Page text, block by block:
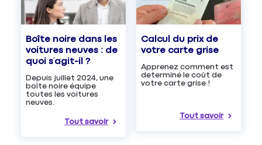
Boîte noire dans les
voitures neuves : de
quoi s’agit-il ?
Depuis juillet 2024, une
boîte noire équipe
toutes les voitures
neuves.
Tout savoir
Calcul du prix de
votre carte grise
Apprenez comment est
determiné le coût de
votre carte grise !
Tout savoir